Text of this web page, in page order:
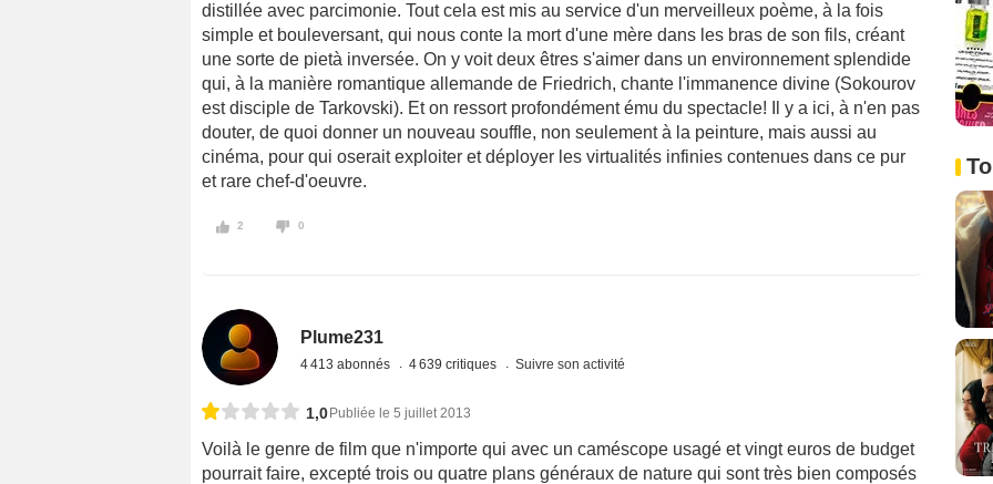
distillée avec parcimonie. Tout cela est mis au service d'un merveilleux poème, à la fois
simple et bouleversant, qui nous conte la mort d'une mère dans les bras de son fils, créant
une sorte de pietà inversée. On y voit deux êtres s'aimer dans un environnement splendide
qui, à la manière romantique allemande de Friedrich, chante l'immanence divine (Sokourov
est disciple de Tarkovski). Et on ressort profondément ému du spectacle! Il y a ici, à n'en pas
douter, de quoi donner un nouveau souffle, non seulement à la peinture, mais aussi au
cinéma, pour qui oserait exploiter et déployer les virtualités infinies contenues dans ce pur
et rare chef-d'oeuvre.
2 0
Plume231
4 413 abonnés 4 639 critiques Suivre son activité
1,0Publiée le 5 juillet 2013
Voilà le genre de film que n'importe qui avec un caméscope usagé et vingt euros de budget
pourrait faire, excepté trois ou quatre plans généraux de nature qui sont très bien composés